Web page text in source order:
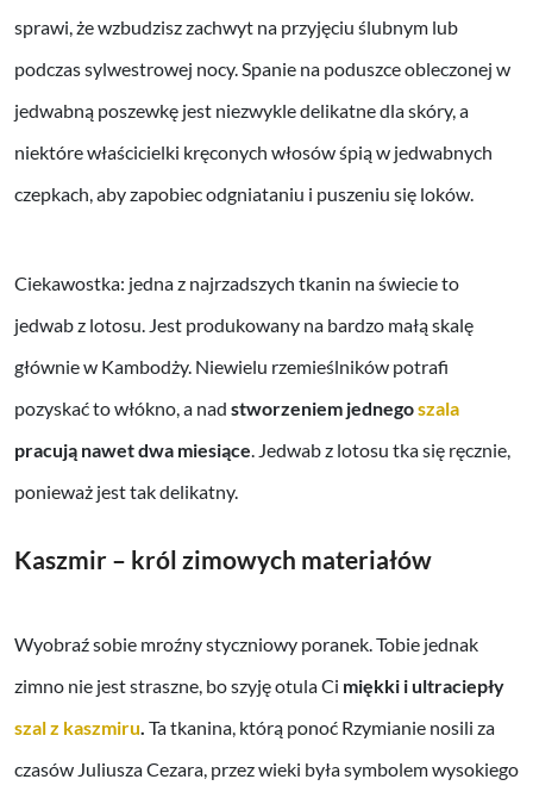
sprawi, że wzbudzisz zachwyt na przyjęciu ślubnym lub
podczas sylwestrowej nocy.Spanie na poduszce obleczonej w
jedwabną poszewkę jest niezwykle delikatne dla skóry, a
niektóre właścicielki kręconych włosów śpią w jedwabnych
czepkach, aby zapobiec odgniataniu i puszeniu się loków.
Ciekawostka: jedna z najrzadszych tkanin na świecie to
jedwab z lotosu. Jest produkowany na bardzo małą skalę
głównie w Kambodży. Niewielu rzemieślników potrafi
pozyskać to włókno, a nad stworzeniem jednegoszala
pracują nawet dwa miesiące. Jedwab z lotosu tka się ręcznie,
ponieważ jest tak delikatny.
Kaszmir – król zimowych materiałów
Wyobraź sobie mroźny styczniowy poranek. Tobie jednak
zimno nie jest straszne, bo szyję otula Ci miękki i ultraciepły
szal z kaszmiru. Ta tkanina, którą ponoć Rzymianie nosili za
czasów Juliusza Cezara, przez wieki była symbolem wysokiego